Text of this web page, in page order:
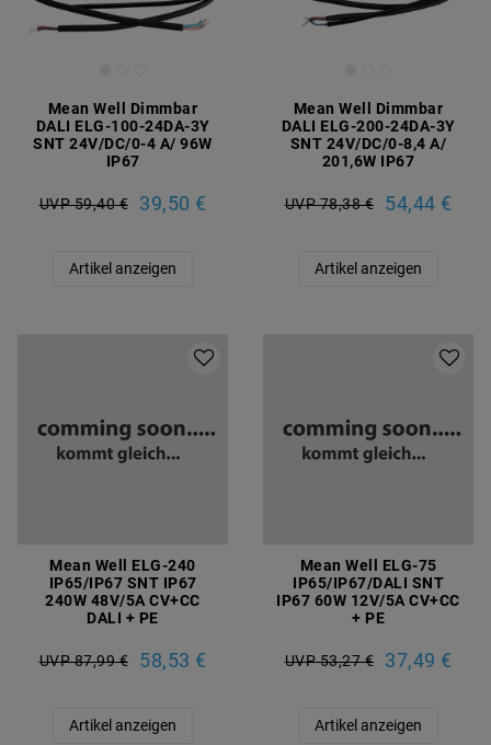
Mean Well Dimmbar
DALI ELG-100-24DA-3Y
SNT 24V/DC/0-4 A/ 96W
IP67
UVP 59,40 € 39,50 €
Artikel anzeigen
Mean Well Dimmbar
DALI ELG-200-24DA-3Y
SNT 24V/DC/0-8,4 A/
201,6W IP67
UVP 78,38 € 54,44 €
Artikel anzeigen
Mean Well ELG-240
IP65/IP67 SNT IP67
240W 48V/5A CV+CC
DALI + PE
UVP 87,99 € 58,53 €
Artikel anzeigen
Mean Well ELG-75
IP65/IP67/DALI SNT
IP67 60W 12V/5A CV+CC
+ PE
UVP 53,27 € 37,49 €
Artikel anzeigen